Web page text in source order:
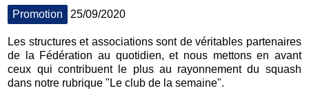
Promotion 25/09/2020
Les structures et associations sont de véritables partenaires
de la Fédération au quotidien, et nous mettons en avant
ceux qui contribuent le plus au rayonnement du squash
dans notre rubrique "Le club de la semaine".